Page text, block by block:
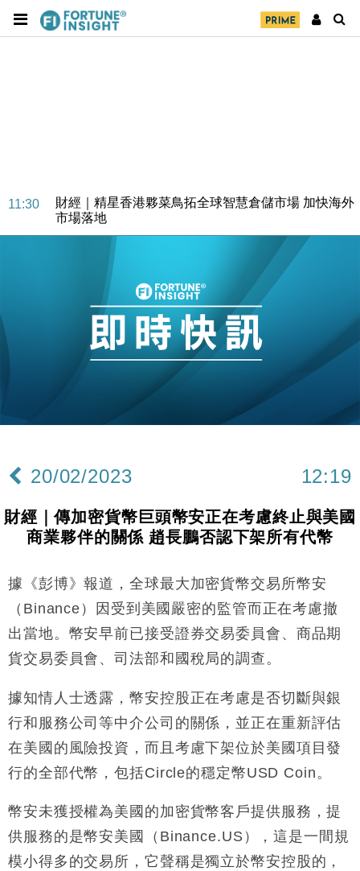
11:30
財經｜精星香港夥菜鳥拓全球智慧倉儲市場 加快海外
市場落地
地產｜大酒店中期轉賺2300萬元 斥21億翻新香港及
國際｜特朗普赴洛杉磯高球場活動前 男子攜槍彈被捕
財經｜香港7月PMI回落至51 企業擴張放慢兼縮減人
11:40
財經｜黑石傳再籌逾360億美元 支援Anthropic租用
財經｜美商務部擬擴大金屬關稅範圍 14類產品或加徵
17:40
財經｜本港6月零售額連升14個月 珠寶鐘錶銷售升勢
16:33
財經｜滙控重啟最多10億美元回購 派息比率目標維持
50%
元以下
11:30
財經｜精星香港夥菜鳥拓全球智慧倉儲市場 加快海外
市場落地
地產｜大酒店中期轉賺2300萬元 斥21億翻新香港及
東京半島
12:30
財經｜香港7月PMI回落至51 企業擴張放慢兼縮減人
手
11:40
財經｜黑石傳再籌逾360億美元 支援Anthropic租用
Google晶片
10:57
財經｜美商務部擬擴大金屬關稅範圍 14類產品或加徵
25%
18:15
本地｜新世界K11 9月升級會員制度 增鉑金卡級別鎖
定高消費客群
20/02/2023 12:19
財經｜傳加密貨幣巨頭幣安正在考慮終止與美國
商業夥伴的關係 趙長鵬否認下架所有代幣
據《彭博》報道，全球最大加密貨幣交易所幣安
（Binance）因受到美國嚴密的監管而正在考慮撤
出當地。幣安早前已接受證券交易委員會、商品期
貨交易委員會、司法部和國稅局的調查。
據知情人士透露，幣安控股正在考慮是否切斷與銀
行和服務公司等中介公司的關係，並正在重新評估
在美國的風險投資，而且考慮下架位於美國項目發
行的全部代幣，包括Circle的穩定幣USD Coin。
幣安未獲授權為美國的加密貨幣客戶提供服務，提
供服務的是幣安美國（Binance.US），這是一間規
模小得多的交易所，它聲稱是獨立於幣安控股的，